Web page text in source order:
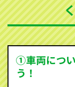
ソコカラは世
を持ち、国内
ため、中間マ
す。
①車両につ
う！